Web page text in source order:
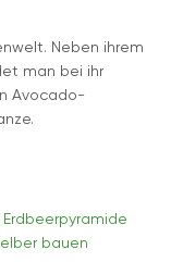
Neben ihrem
man bei ihr
Avocado-
bauen